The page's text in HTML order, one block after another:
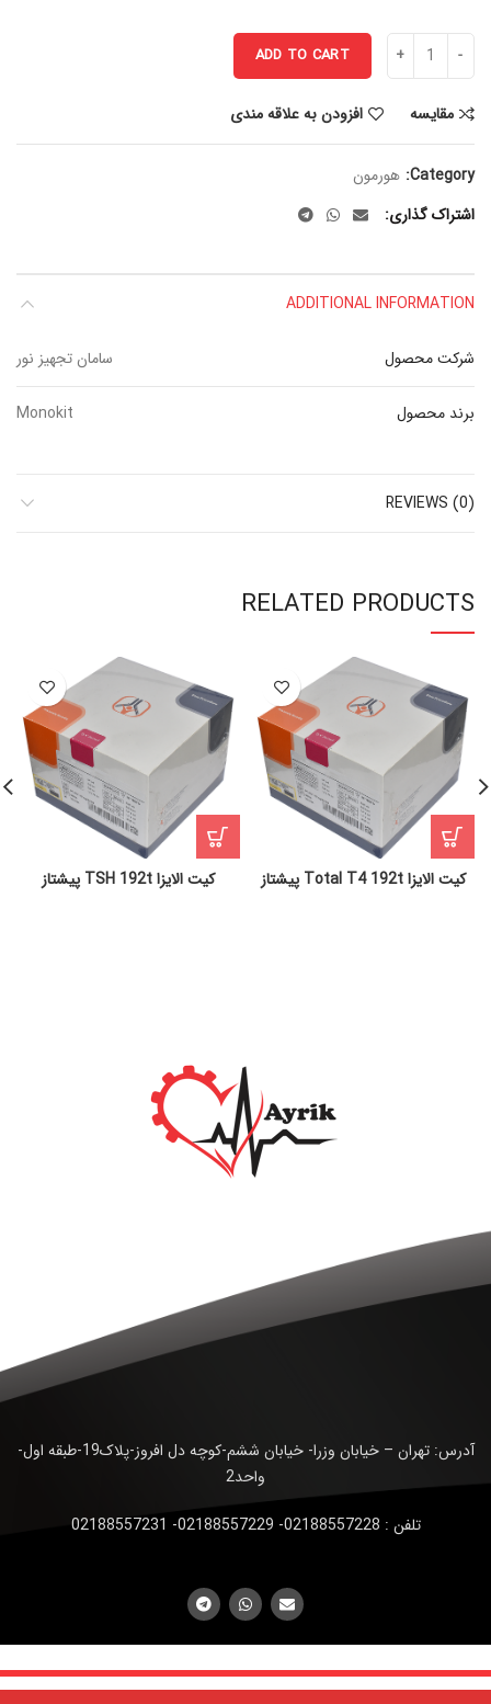
ADD TO CART
مقایسه افزودن به علاقه مندی
Category: هورمون
اشتراک گذاری
ADDITIONAL INFORMATION
شرکت محصول سامان تجهیز نور
برند محصول Monokit
REVIEWS (0)
RELATED PRODUCTS
کیت الایزا Total T4 192t پیشتاز کیت الایزا TSH 192t پیشتاز
آدرس: تهران – خیابان وزرا- خیابان ششم-کوچه دل افروز-پلاک19-طبقه اول-
واحد2
تلفن : 02188557228- 02188557229- 02188557231